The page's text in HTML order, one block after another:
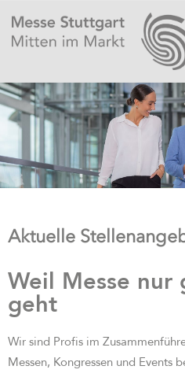
Aktuelle
Weil Messe nur
geht
Wir sind Profis im
Messen, Kongressen und Events